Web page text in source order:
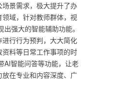
景需求，极大提升了办
域，针对教师群体，视
强大的智能辅助功能。
行行为预判，大大简化
料等日常工作事项的时
AI智能问答等功能，让老
在专业和内容深度、广